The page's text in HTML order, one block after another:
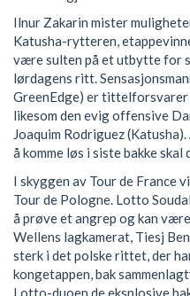
Ilnur Zakarin mister
Katusha-rytteren,
være sulten på et utbytte for
lørdagens ritt.
GreenEdge) er
likesom den evig offensive
Joaquim Rodriguez
å komme løs i siste bakke skal
I skyggen av Tour de France
Tour de Pologne. Lotto
å prøve et angrep og kan
Wellens lagkamerat, Tiesj
sterk i det polske rittet, der
kongetappen, bak
Lotto-duoen de eksplosive